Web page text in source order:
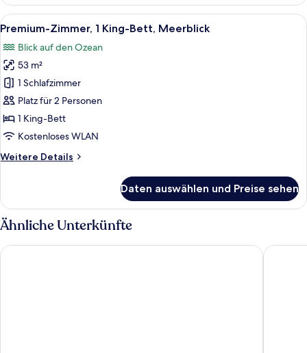
Meerblick
Alle
Fotos
für
Premium-
Zimmer,
1 King-
Bett,
Meerblick
Ein modernes Hotelzimmer mit
7
Premium-Zimmer, 1 King-Bett, Meerblick
Blick auf den Ozean
53 m²
1 Schlafzimmer
Platz für 2 Personen
1 King-Bett
Kostenloses WLAN
Weitere Details
Weitere
Zimmer,
1 King-
Bett,
Daten auswählen und Preise sehen
Ähnliche Unterkünfte
Novotel Surfers Paradise Voco